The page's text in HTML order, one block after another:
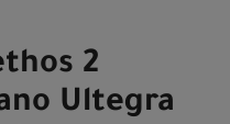
2
Ultegra